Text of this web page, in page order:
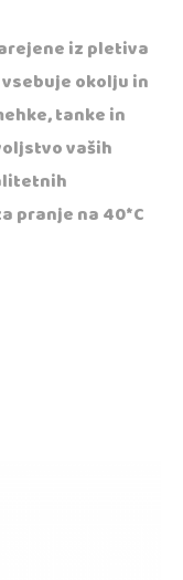
iz pletiva
okolju in
tanke in
vaših
pranje na 40*C